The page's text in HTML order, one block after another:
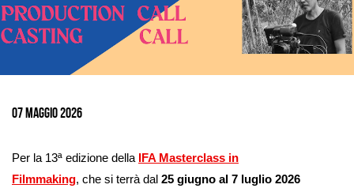
07 Maggio 2026
Per la 13ª edizione della IFA Masterclass in
Filmmaking, che si terrà dal 25 giugno al 7 luglio 2026